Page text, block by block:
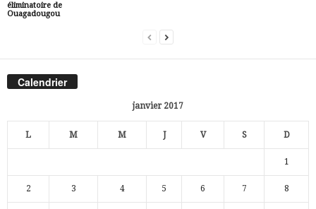
éliminatoire de
Ouagadougou
Calendrier
janvier 2017
L M M J V S D
1
2 3 4 5 6 7 8